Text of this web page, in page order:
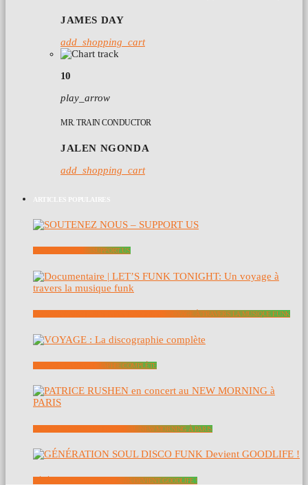
JAMES DAY
add_shopping_cart
10
play_arrow
MR. TRAIN CONDUCTOR
JALEN NGONDA
add_shopping_cart
ARTICLES POPULAIRES
SOUTENEZ NOUS – SUPPORT US
DOCUMENTAIRE | LET’S FUNK TONIGHT: UN VOYAGE À TRAVERS LA MUSIQUE FUNK
VOYAGE : LA DISCOGRAPHIE COMPLÈTE
PATRICE RUSHEN EN CONCERT AU NEW MORNING À PARIS
GÉNÉRATION SOUL DISCO FUNK DEVIENT GOODLIFE !